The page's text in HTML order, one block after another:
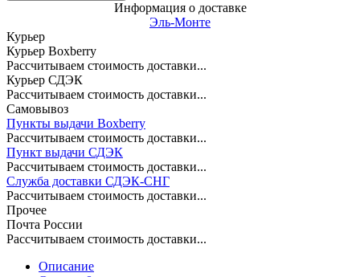
Информация о доставке
Эль-Монте
Курьер
Курьер Boxberry
Рассчитываем стоимость доставки...
Курьер СДЭК
Рассчитываем стоимость доставки...
Самовывоз
Пункты выдачи Boxberry
Рассчитываем стоимость доставки...
Пункт выдачи СДЭК
Рассчитываем стоимость доставки...
Служба доставки СДЭК-СНГ
Рассчитываем стоимость доставки...
Прочее
Почта России
Рассчитываем стоимость доставки...
Описание